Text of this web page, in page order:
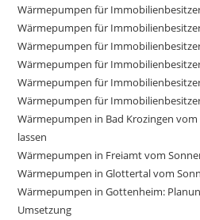
Wärmepumpen für
Wärmepumpen für
Wärmepumpen für
Wärmepumpen für
Wärmepumpen für
Wärmepumpen für
Wärmepumpen in Bad Krozingen
lassen
Wärmepumpen in Freiamt vom
Wärmepumpen in Glottertal vom
Wärmepumpen in Gottenheim:
Umsetzung